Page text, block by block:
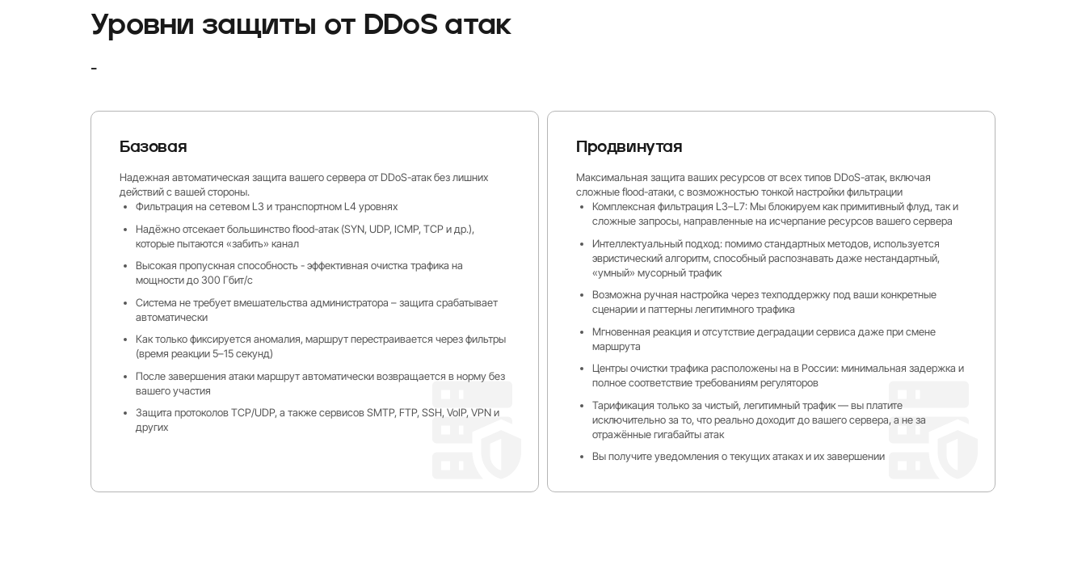
Уровни защиты от DDoS атак
-
Базовая
Надежная автоматическая защита вашего сервера от DDoS-атак без лишних
действий с вашей стороны.
Фильтрация на сетевом L3 и транспортном L4 уровнях
Надёжно отсекает большинство flood-атак (SYN, UDP, ICMP, TCP и др.),
которые пытаются «забить» канал
Высокая пропускная способность - эффективная очистка трафика на
мощности до 300 Гбит/с
Система не требует вмешательства администратора – защита срабатывает
автоматически
Как только фиксируется аномалия, маршрут перестраивается через фильтры
(время реакции 5–15 секунд)
После завершения атаки маршрут автоматически возвращается в норму без
вашего участия
Защита протоколов TCP/UDP, а также сервисов SMTP, FTP, SSH, VoIP, VPN и
других
Продвинутая
Максимальная защита ваших ресурсов от всех типов DDoS-атак, включая
сложные flood-атаки, с возможностью тонкой настройки фильтрации
Комплексная фильтрация L3–L7: Мы блокируем как примитивный флуд, так и
сложные запросы, направленные на исчерпание ресурсов вашего сервера
Интеллектуальный подход: помимо стандартных методов, используется
эвристический алгоритм, способный распознавать даже нестандартный,
«умный» мусорный трафик
Возможна ручная настройка через техподдержку под ваши конкретные
сценарии и паттерны легитимного трафика
Мгновенная реакция и отсутствие деградации сервиса даже при смене
маршрута
Центры очистки трафика расположены на в России: минимальная задержка и
полное соответствие требованиям регуляторов
Тарификация только за чистый, легитимный трафик — вы платите
исключительно за то, что реально доходит до вашего сервера, а не за
отражённые гигабайты атак
Вы получите уведомления о текущих атаках и их завершении